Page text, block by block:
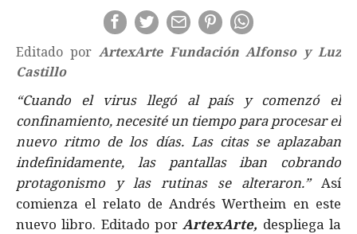
Editado por ArtexArte Fundación Alfonso y Luz
Castillo
“Cuando el virus llegó al país y comenzó el
confinamiento, necesité un tiempo para procesar el
nuevo ritmo de los días. Las citas se aplazaban
indefinidamente, las pantallas iban cobrando
protagonismo y las rutinas se alteraron.”Así
comienza el relato de Andrés Wertheim en este
nuevo libro. Editado porArtexArte, despliega la